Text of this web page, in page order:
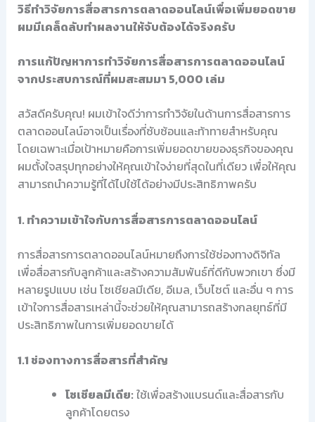
วิธีทำวิจัยการสื่อสารการตลาดออนไลน์เพื่อเพิ่มยอดขาย
ผมมีเคล็ดลับทำผลงานให้จับต้องได้จริงครับ
การแก้ปัญหาการทำวิจัยการสื่อสารการตลาดออนไลน์
จากประสบการณ์ที่ผมสะสมมา 5,000 เล่ม
สวัสดีครับคุณ! ผมเข้าใจดีว่าการทำวิจัยในด้านการสื่อสารการ
ตลาดออนไลน์อาจเป็นเรื่องที่ซับซ้อนและท้าทายสำหรับคุณ
โดยเฉพาะเมื่อเป้าหมายคือการเพิ่มยอดขายของธุรกิจของคุณ
ผมตั้งใจสรุปทุกอย่างให้คุณเข้าใจง่ายที่สุดในที่เดียว เพื่อให้คุณ
สามารถนำความรู้ที่ได้ไปใช้ได้อย่างมีประสิทธิภาพครับ
1. ทำความเข้าใจกับการสื่อสารการตลาดออนไลน์
การสื่อสารการตลาดออนไลน์หมายถึงการใช้ช่องทางดิจิทัล
เพื่อสื่อสารกับลูกค้าและสร้างความสัมพันธ์ที่ดีกับพวกเขา ซึ่งมี
หลายรูปแบบ เช่น โซเชียลมีเดีย, อีเมล, เว็บไซต์ และอื่น ๆ การ
เข้าใจการสื่อสารเหล่านี้จะช่วยให้คุณสามารถสร้างกลยุทธ์ที่มี
ประสิทธิภาพในการเพิ่มยอดขายได้
1.1 ช่องทางการสื่อสารที่สำคัญ
โซเชียลมีเดีย: ใช้เพื่อสร้างแบรนด์และสื่อสารกับ
ลูกค้าโดยตรง